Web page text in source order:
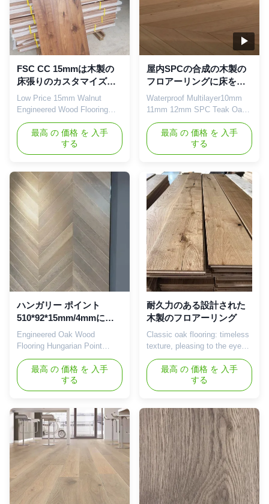
FSC CC 15mmは木製の
床張りのカスタマイズさ
れたクルミの床板を設計
した
Low Price 15mm Walnut
Engineered Wood Flooring
Customized Size For House
Decoration Product
Introduction Application
scenario: Walnut engineering
variety of interior Spaces,
providing elegant and
luxurious floor decoration for
luxury homes, high-end shops
and luxury hotels...
最高 の 価格 を 入手
する
屋内SPCの合成の木製の
フロアーリングに床を張
る多層10mm 11mmの
12mm設計されたチーク
Waterproof Multilayer10mm
11mm 12mm SPC Teak Oak
Parquet Hard Solid Wood
Laminate Composite
Engineered Floor Flooring
Product Introduction Solid
flooring material that is prized
for its variety, durability and
natural beauty. The choice of
multiple hardwood types ...
最高 の 価格 を 入手
する
ハンガリー ポイント
510*92*15mm/4mmに床
を張る居間によって設計
されるカシの寄木細工の
Engineered Oak Wood
Flooring Hungarian Point
Design Parquet Flooring
Product Introduction
Engineered oak flooring is a
refined and elegant flooring
its stability and durability,
natural beauty and
environmental protection
characteristics. The natural
beauty of oak wood ...
最高 の 価格 を 入手
する
耐久力のある設計された
木製のフロアーリング
Classic oak flooring: timeless
texture, pleasing to the eye
Wear-resistant and durable,
stylish and beautiful Product
Introduction Engineered Oak
Flooring, can be 3 layer or
system. Various different
sizes. Very good quality
products from advanced
German machines.Both ...
最高 の 価格 を 入手
する